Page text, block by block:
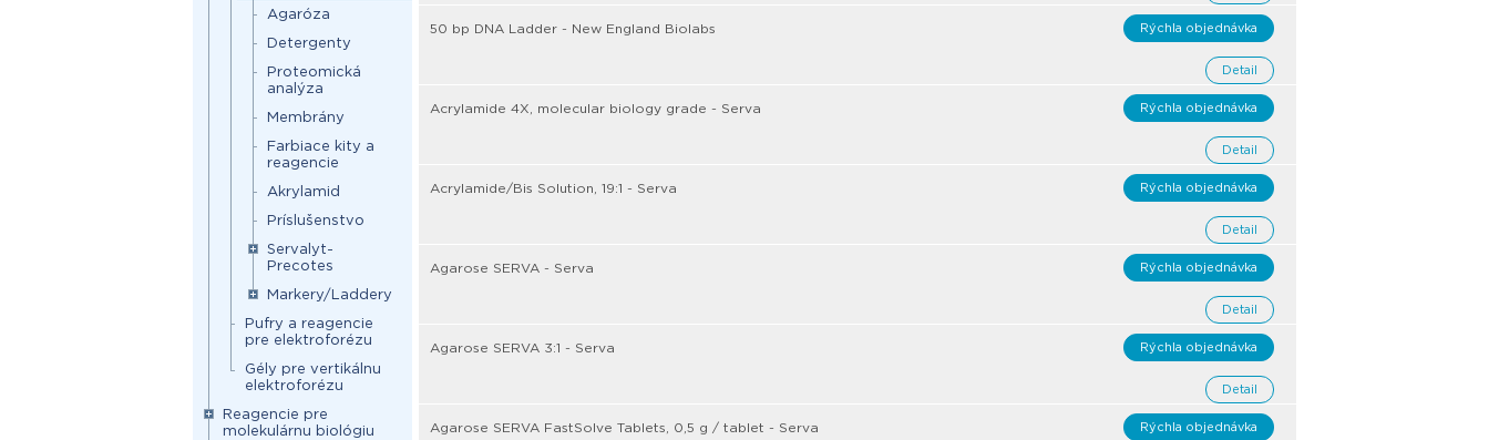
Agaróza
Detergenty
Proteomická
analýza
Membrány
Farbiace kity a
reagencie
Akrylamid
Príslušenstvo
Servalyt-
Precotes
Markery/Laddery
Pufry a reagencie
pre elektroforézu
Gély pre vertikálnu
elektroforézu
Reagencie pre
molekulárnu biológiu
50 bp DNA Ladder - New England Biolabs Rýchla objednávka
Detail
Acrylamide 4X, molecular biology grade - Serva Rýchla objednávka
Detail
Acrylamide/Bis Solution, 19:1 - Serva Rýchla objednávka
Detail
Agarose SERVA - Serva Rýchla objednávka
Detail
Agarose SERVA 3:1 - Serva Rýchla objednávka
Detail
Agarose SERVA FastSolve Tablets, 0,5 g / tablet - Serva Rýchla objednávka